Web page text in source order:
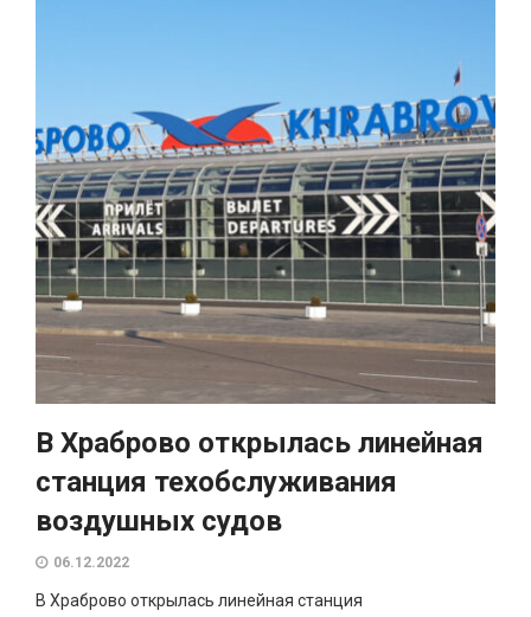
В Храброво открылась линейная
станция техобслуживания
воздушных судов
06.12.2022
В Храброво открылась линейная станция